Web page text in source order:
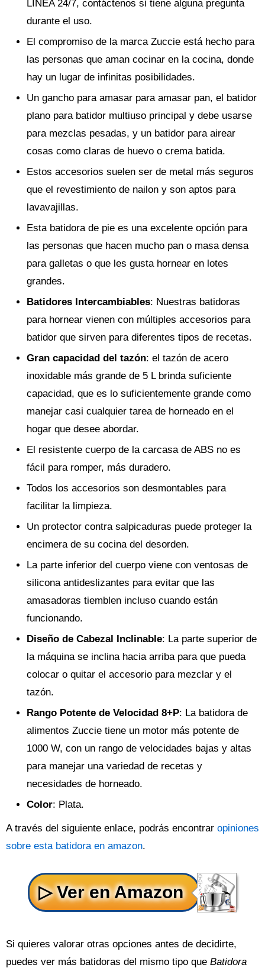
LÍNEA 24/7, contáctenos si tiene alguna pregunta
durante el uso.
El compromiso de la marca Zuccie está hecho para
las personas que aman cocinar en la cocina, donde
hay un lugar de infinitas posibilidades.
Un gancho para amasar para amasar pan, el batidor
plano para batidor multiuso principal y debe usarse
para mezclas pesadas, y un batidor para airear
cosas como claras de huevo o crema batida.
Estos accesorios suelen ser de metal más seguros
que el revestimiento de nailon y son aptos para
lavavajillas.
Esta batidora de pie es una excelente opción para
las personas que hacen mucho pan o masa densa
para galletas o que les gusta hornear en lotes
grandes.
Batidores Intercambiables: Nuestras batidoras
para hornear vienen con múltiples accesorios para
batidor que sirven para diferentes tipos de recetas.
Gran capacidad del tazón: el tazón de acero
inoxidable más grande de 5 L brinda suficiente
capacidad, que es lo suficientemente grande como
manejar casi cualquier tarea de horneado en el
hogar que desee abordar.
El resistente cuerpo de la carcasa de ABS no es
fácil para romper, más duradero.
Todos los accesorios son desmontables para
facilitar la limpieza.
Un protector contra salpicaduras puede proteger la
encimera de su cocina del desorden.
La parte inferior del cuerpo viene con ventosas de
silicona antideslizantes para evitar que las
amasadoras tiemblen incluso cuando están
funcionando.
Diseño de Cabezal Inclinable: La parte superior de
la máquina se inclina hacia arriba para que pueda
colocar o quitar el accesorio para mezclar y el
tazón.
Rango Potente de Velocidad 8+P: La batidora de
alimentos Zuccie tiene un motor más potente de
1000 W, con un rango de velocidades bajas y altas
para manejar una variedad de recetas y
necesidades de horneado.
Color: Plata.
A través del siguiente enlace, podrás encontrar opiniones
sobre esta batidora en amazon.
Si quieres valorar otras opciones antes de decidirte,
puedes ver más batidoras del mismo tipo que Batidora